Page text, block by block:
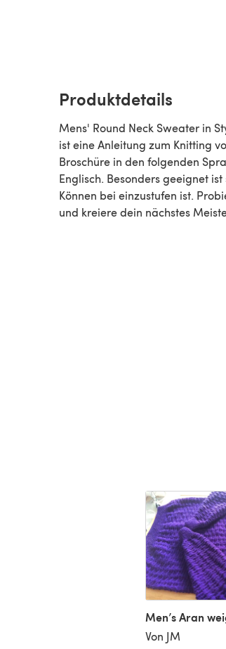
Produktdetails
Mens' Round Neck Sweater in
ist eine Anleitung zum Knitting von Stylecraft, die als
Broschüre in den folgenden
Englisch. Besonders geeignet
Können bei einzustufen ist. Probiere sie noch heute aus
und kreiere dein nächstes
Men’s Aran
Von JM